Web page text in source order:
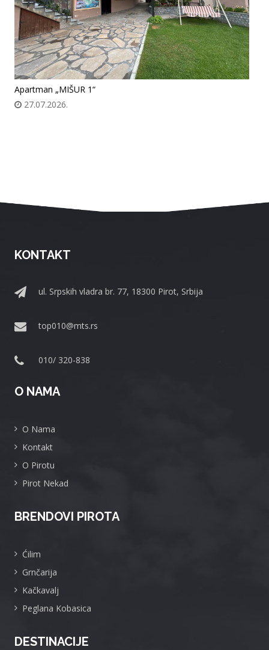
Apartman „MIŠUR 1“
27.07.2026.
KONTAKT
ul. Srpskih vladra br. 77, 18300 Pirot, Srbija
top010@mts.rs
010/ 320-838
O NAMA
O Nama
Kontakt
O Pirotu
Pirot Nekad
BRENDOVI PIROTA
Ćilim
Grnčarija
Kačkavalj
Peglana Kobasica
DESTINACIJE